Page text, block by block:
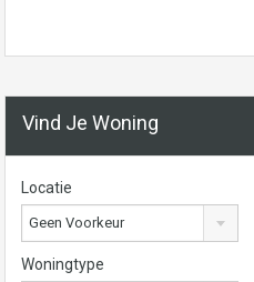
Vind Je Woning
Locatie
Geen Voorkeur
Woningtype